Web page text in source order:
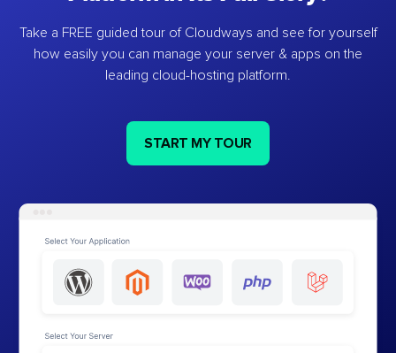
Take a FREE guided tour of Cloudways and see for yourself
how easily you can manage your server & apps on the
leading cloud-hosting platform.
START MY TOUR